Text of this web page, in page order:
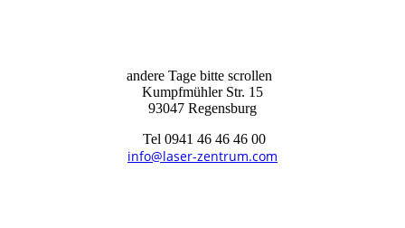
andere Tage bitte scrollen
Kumpfmühler Str. 15
93047 Regensburg
Tel 0941 46 46 46 00
info@laser-zentrum.com